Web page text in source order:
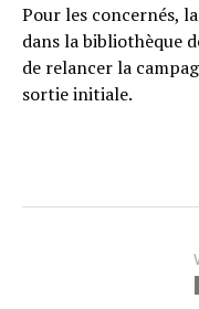
Pour les concernés,
dans la bibliothèque
de relancer la
sortie initiale.